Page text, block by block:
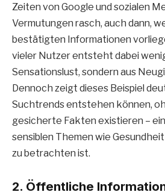
Zeiten von Google und sozialen
Vermutungen rasch, auch dann,
bestätigten Informationen
vieler Nutzer entsteht dabei
Sensationslust, sondern aus
Dennoch zeigt dieses Beispiel
Suchtrends entstehen können,
gesicherte Fakten existieren –
sensiblen Themen wie
zu betrachten ist.
2. Öffentliche